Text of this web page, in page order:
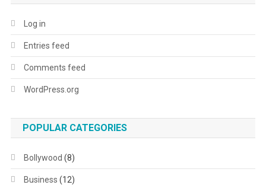
Log in
Entries feed
Comments feed
WordPress.org
POPULAR CATEGORIES
Bollywood (8)
Business (12)